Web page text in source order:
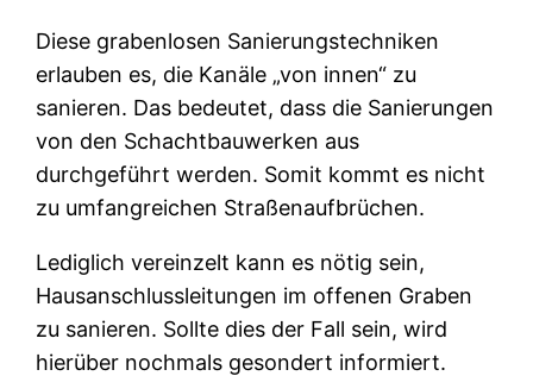
Diese grabenlosen Sanierungstechniken
erlauben es, die Kanäle „von innen“ zu
sanieren. Das bedeutet, dass die Sanierungen
von den Schachtbauwerken aus
durchgeführt werden. Somit kommt es nicht
zu umfangreichen Straßenaufbrüchen.
Lediglich vereinzelt kann es nötig sein,
Hausanschlussleitungen im offenen Graben
zu sanieren. Sollte dies der Fall sein, wird
hierüber nochmals gesondert informiert.